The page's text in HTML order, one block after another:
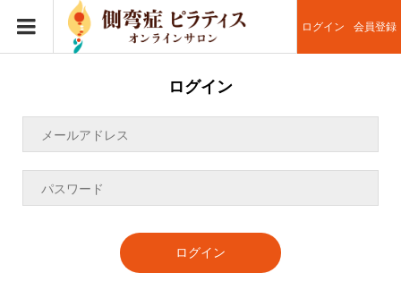
ログイン 会員登録
ログイン
ログイン